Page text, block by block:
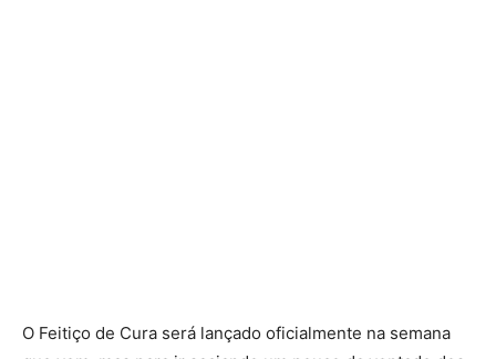
O Feitiço de Cura será lançado oficialmente na semana